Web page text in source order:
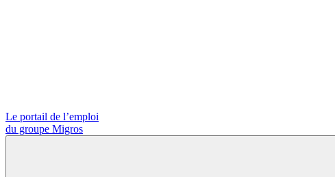
Le portail de l’emploi
du groupe Migros